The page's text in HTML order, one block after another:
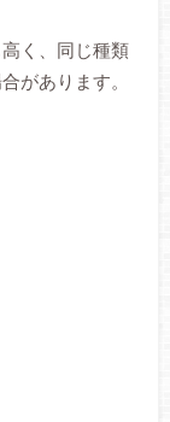
く、同じ種類
があります。